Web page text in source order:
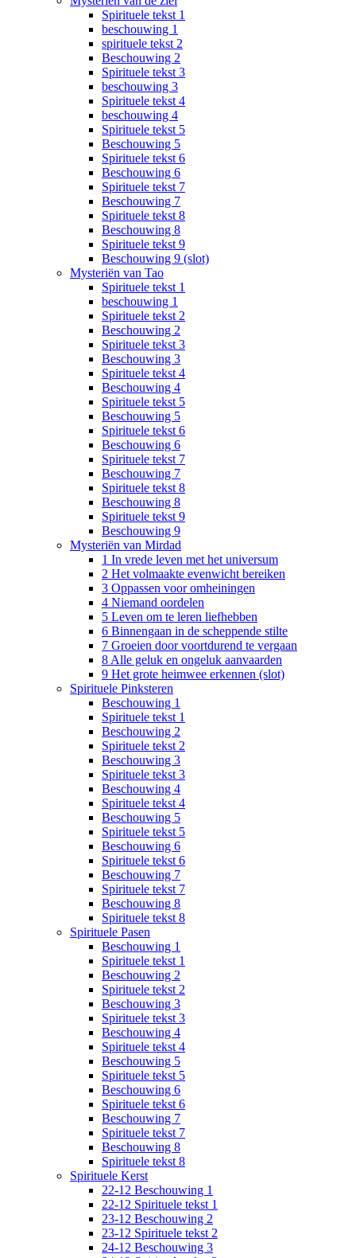
Spirituele tekst 1
beschouwing 1
spirituele tekst 2
Beschouwing 2
Spirituele tekst 3
beschouwing 3
Spirituele tekst 4
beschouwing 4
Spirituele tekst 5
Beschouwing 5
Spirituele tekst 6
Beschouwing 6
Spirituele tekst 7
Beschouwing 7
Spirituele tekst 8
Beschouwing 8
Spirituele tekst 9
Beschouwing 9 (slot)
Mysteriën van Tao
Spirituele tekst 1
beschouwing 1
Spirituele tekst 2
Beschouwing 2
Spirituele tekst 3
Beschouwing 3
Spirituele tekst 4
Beschouwing 4
Spirituele tekst 5
Beschouwing 5
Spirituele tekst 6
Beschouwing 6
Spirituele tekst 7
Beschouwing 7
Spirituele tekst 8
Beschouwing 8
Spirituele tekst 9
Beschouwing 9
Mysteriën van Mirdad
1 In vrede leven met het universum
2 Het volmaakte evenwicht bereiken
3 Oppassen voor omheiningen
4 Niemand oordelen
5 Leven om te leren liefhebben
6 Binnengaan in de scheppende stilte
7 Groeien door voortdurend te vergaan
8 Alle geluk en ongeluk aanvaarden
9 Het grote heimwee erkennen (slot)
Spirituele Pinksteren
Beschouwing 1
Spirituele tekst 1
Beschouwing 2
Spirituele tekst 2
Beschouwing 3
Spirituele tekst 3
Beschouwing 4
Spirituele tekst 4
Beschouwing 5
Spirituele tekst 5
Beschouwing 6
Spirituele tekst 6
Beschouwing 7
Spirituele tekst 7
Beschouwing 8
Spirituele tekst 8
Spirituele Pasen
Beschouwing 1
Spirituele tekst 1
Beschouwing 2
Spirituele tekst 2
Beschouwing 3
Spirituele tekst 3
Beschouwing 4
Spirituele tekst 4
Beschouwing 5
Spirituele tekst 5
Beschouwing 6
Spirituele tekst 6
Beschouwing 7
Spirituele tekst 7
Beschouwing 8
Spirituele tekst 8
Spirituele Kerst
22-12 Beschouwing 1
22-12 Spirituele tekst 1
23-12 Beschouwing 2
23-12 Spirituele tekst 2
24-12 Beschouwing 3